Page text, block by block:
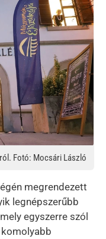
Fotó: Mocsári László
megrendezett
legnépszerűbb
egyszerre szól